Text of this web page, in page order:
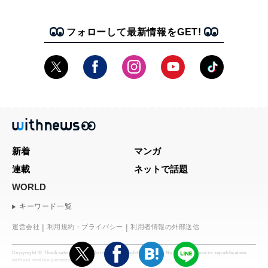
フォローして最新情報をGET!
Copyright © The Asahi Shimbun Company. All rights reserved. No reproduction or republication
without written permission.
新着
マンガ
連載
ネットで話題
WORLD
キーワード一覧
運営会社 利用規約・プライバシー 利用者情報の外部送信